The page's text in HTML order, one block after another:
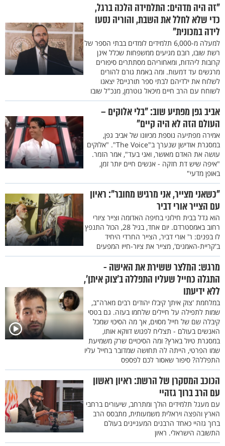
"זה היה מדהים: התלמידה הלכה ברגל,
כדי שלא לחלל את השבת, והוריה נסעו
לידה במכונית"
למעלה מ-6,000 תלמידים לומדים בבתי הספר של
רשת שובו, רובם מגיעים ממשפחות שכלל אינן
קרובות ליהדות, ומאחוריהם מסתתרים סיפורים
מרגשים עד דמעות. ומה באמת גורם להורים
לשלוח את ילדיהם לבתי ספר תורניים? יצאנו
לשוחח עם הרב חיים מיכאל גוטרמן, מנכ"ל שובו
אביב גפן מפתיע שוב: "בלי אלוקים –
העולם הזה לא היה קיים"
אמירה מפתיעה נוספת מכיוונו של אביב גפן,
במסגרת אודישן שנערך ב"The Voice". "אלוקים
עושה את האדם מאושר, ואני בעד", אמר הזמר.
"איפה שיש דת חזקה - אנשים חיים יותר זמן,
באופן מדעי"
"כשאני מצייר, אני מרגיש מחובר": ראיון
עם הצייר אורי דביר
הוא גדל בבית חילוני בחיפה האדומה וצייר ציורי
רחוב באמסטרדם. יום אחד, בגיל 28, הכול התנפץ
לו בפנים: ר' אורי דביר, הצייר החרדי היחיד
ב'קריית-האמנים', מצייר את ציור-חייו המפעים
מרגש: המלצר ששירת את האישה -
התגלה כחייל שעליו התפללה ב'צוק איתן',
ללא ידיעתו
במלחמת 'צוק איתן' קיבלו יהודים רבים מארה"ב,
שמות לתפילה על חיילים שלחמו בעזה. גם בטסי
קיבלה שם של חייל מסוים, אך מה הסיכוי שמכל
האנשים בעולם - תצליח לפגוש דווקא אותו,
במסגרת טיול בארץ? ומה הסיכויים שרק משמיעת
שמו הפרטי, הייתה לה תחושה שמדובר בחייל עליו
התפללה? סיפור שאסור לכם לפספס
הכוכב המסקרן של הרשת: ראיון ראשון
עם הרב ברוך גזהיי
עם מעגל תלמידים הולך ומתרחב, שיעורים ברחבי
הארץ והפצה ויראלית משמעותית, מתבסס הרב
ברוך גזהיי כאחד הרבנים המעניינים בעולם
התשובה הישראלי. ראיון